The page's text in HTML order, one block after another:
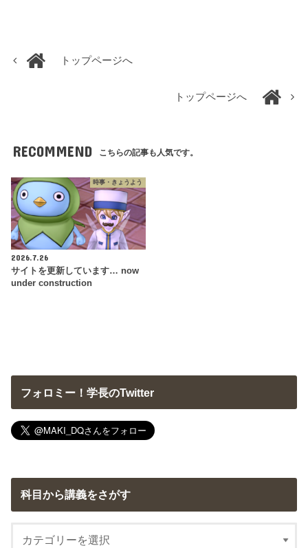
トップページへ
トップページへ
RECOMMEND こちらの記事も人気です。
時事・きょうよう
2026.7.26
サイトを更新しています… now
under construction
フォロミー！学長のTwitter
科目から講義をさがす